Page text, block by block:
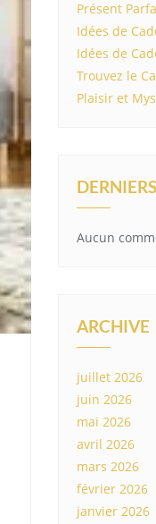
Présent
Idées de
Idées de
Trouvez le
Plaisir et
Aucun
ARCHIVE
juillet 2026
juin 2026
mai 2026
avril 2026
mars 2026
février 2026
janvier 2026